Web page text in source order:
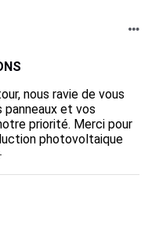
nous ravie de vous
panneaux et vos
priorité. Merci pour
photovoltaique